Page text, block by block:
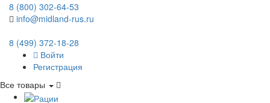
8 (800) 302-64-53
info@midland-rus.ru
8 (499) 372-18-28
Войти
Регистрация
Все товары